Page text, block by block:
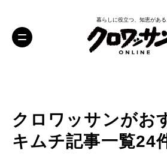
暮らしに役立つ、知恵がある
クロワッサンがお
キムチ記事一覧24